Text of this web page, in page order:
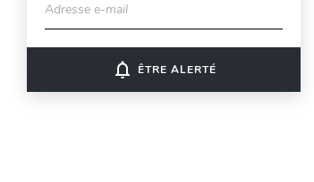
Adresse e-mail
notifications_none ÊTRE ALERTÉ